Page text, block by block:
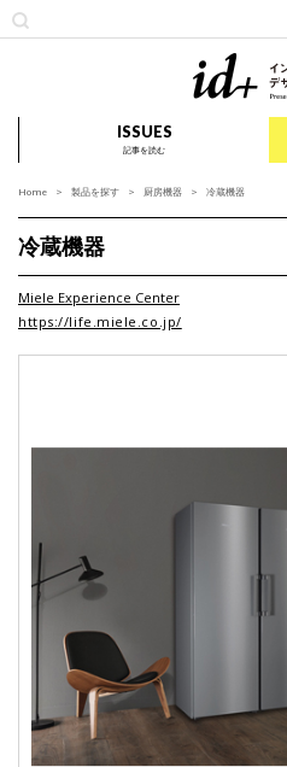
ISSUES
記事を読む
Home 製品を探す 厨房機器 冷蔵機器
冷蔵機器
Miele Experience Center
https://life.miele.co.jp/